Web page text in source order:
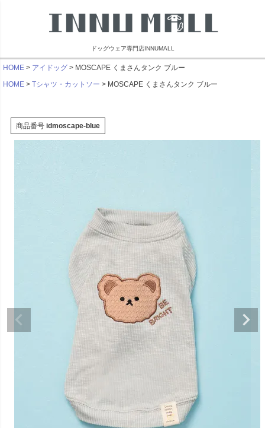
ドッグウェア専門店INNUMALL
HOME アイドッグ
MOSCAPE くまさんタンク ブルー
HOME
Tシャツ・カットソー MOSCAPE くまさんタンク ブルー
を見る
ビーチェホリック
スーパーベー君 クー
ルプラスタンクトッ
プ GREEN
販売価格
3,025税込
詳細を見る
ライフライク
寝そべりアニマルト
レーナー ゼブラ
販売価格
¥2,860
〜
詳細を見る
〜
詳細を
商品番号 idmoscape-blue